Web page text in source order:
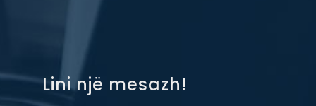
Lini një mesazh!